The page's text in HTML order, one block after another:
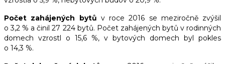
Počet zahájených bytů v roce 2016 se meziročně zvýšil
o 3,2 % a činil 27 224 bytů. Počet zahájených bytů v rodinných
domech vzrostl o 15,6 %, v bytových domech byl pokles
o 14,3 %.